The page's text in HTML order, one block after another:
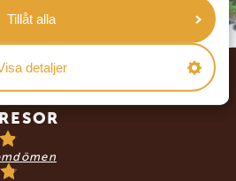
Tillåt alla
detaljer